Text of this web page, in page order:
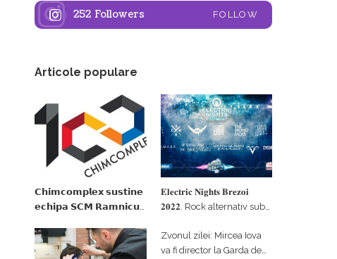
252 Followers FOLLOW
Articole populare
𝗖𝗵𝗶𝗺𝗰𝗼𝗺𝗽𝗹𝗲𝘅 𝘀𝘂𝘀𝘁𝗶𝗻𝗲
𝗲𝗰𝗵𝗶𝗽𝗮 𝗦𝗖𝗠 𝗥𝗮𝗺𝗻𝗶𝗰𝘂
𝗽𝗮𝗿𝘁𝗲𝗻𝗲𝗿 𝗳𝗶𝗻𝗮𝗻𝘁𝗮𝘁𝗼𝗿
𝐄𝐥𝐞𝐜𝐭𝐫𝐢𝐜 𝐍𝐢𝐠𝐡𝐭𝐬 𝐁𝐫𝐞𝐳𝐨𝐢
𝟐𝟎𝟐𝟐. Rock alternativ sub
#𝐁𝐫𝐞𝐳𝐨𝐢𝐮𝐥𝐋𝐮𝐦𝐢𝐢
Zvonul zilei: Mircea Iova
va fi director la Garda de